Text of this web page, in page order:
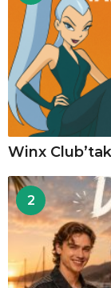
Winx
2